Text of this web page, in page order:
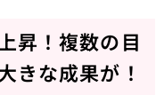
昇！複数の目
きな成果が！